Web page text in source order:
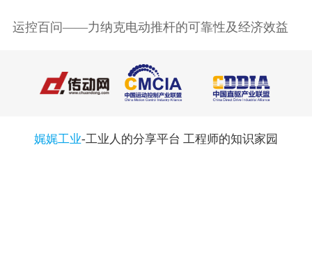
运控百问——力纳克电动推杆的可靠性及经济效益
娓娓工业-工业人的分享平台 工程师的知识家园